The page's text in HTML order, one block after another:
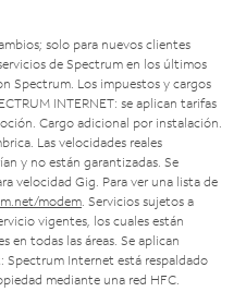
solo para nuevos clientes
de Spectrum en los últimos
Spectrum. Los impuestos y cargos
INTERNET: se aplican tarifas
Cargo adicional por instalación.
Las velocidades reales
y no están garantizadas. Se
velocidad Gig. Para ver una lista de
modem . Servicios sujetos a
vigentes, los cuales están
en todas las áreas. Se aplican
Spectrum Internet está respaldado
mediante una red HFC.